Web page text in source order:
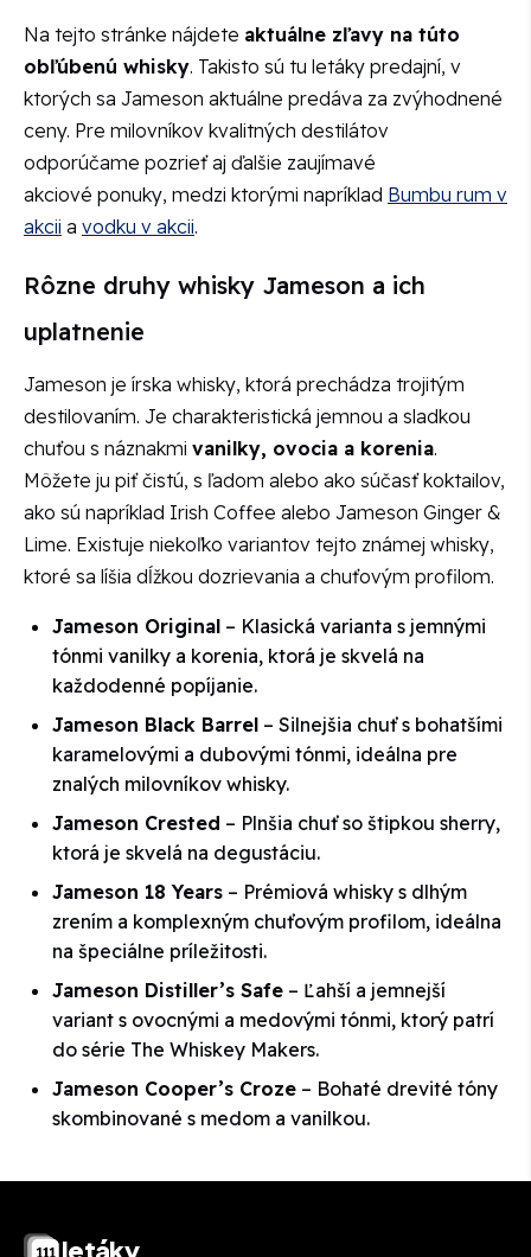
Na tejto stránke nájdete aktuálne zľavy na túto
obľúbenú whisky. Takisto sú tu letáky predajní, v
ktorých sa Jameson aktuálne predáva za zvýhodnené
ceny. Pre milovníkov kvalitných destilátov
odporúčame pozrieť aj ďalšie zaujímavé
akciové ponuky, medzi ktorými napríklad Bumbu rum v
akcii a vodku v akcii.
Rôzne druhy whisky Jameson a ich
uplatnenie
Jameson je írska whisky, ktorá prechádza trojitým
destilovaním. Je charakteristická jemnou a sladkou
chuťou s náznakmi vanilky, ovocia a korenia.
Môžete ju piť čistú, s ľadom alebo ako súčasť koktailov,
ako sú napríklad Irish Coffee alebo Jameson Ginger &
Lime. Existuje niekoľko variantov tejto známej whisky,
ktoré sa líšia dĺžkou dozrievania a chuťovým profilom.
Jameson Original – Klasická varianta s jemnými
tónmi vanilky a korenia, ktorá je skvelá na
každodenné popíjanie.
Jameson Black Barrel – Silnejšia chuť s bohatšími
karamelovými a dubovými tónmi, ideálna pre
znalých milovníkov whisky.
Jameson Crested – Plnšia chuť so štipkou sherry,
ktorá je skvelá na degustáciu.
Jameson 18 Years – Prémiová whisky s dlhým
zrením a komplexným chuťovým profilom, ideálna
na špeciálne príležitosti.
Jameson Distiller’s Safe – Ľahší a jemnejší
variant s ovocnými a medovými tónmi, ktorý patrí
do série The Whiskey Makers.
Jameson Cooper’s Croze – Bohaté drevité tóny
skombinované s medom a vanilkou.
letáky